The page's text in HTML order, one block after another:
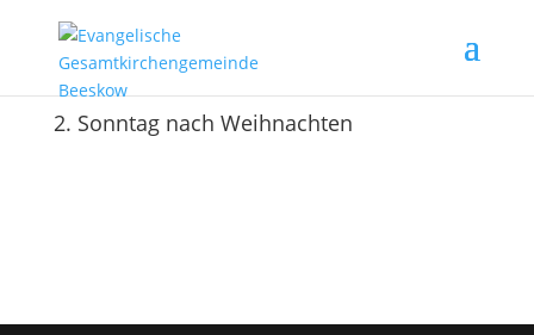
2. Sonntag nach Weihnachten